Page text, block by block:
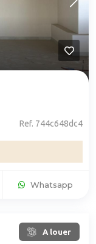
Ref. 744c648dc4
Whatsapp
A louer